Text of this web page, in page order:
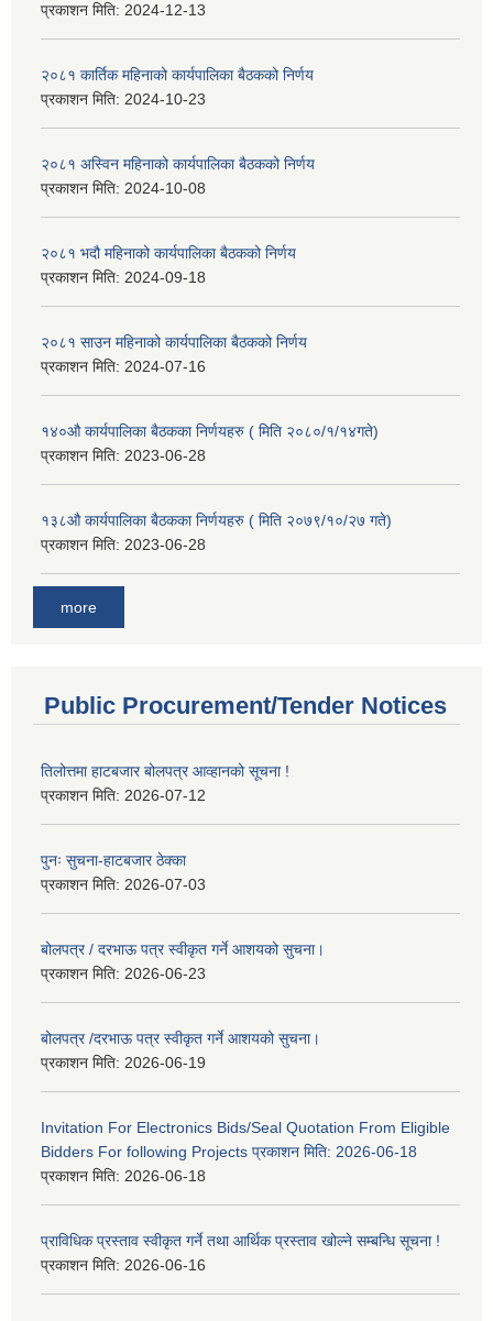
प्रकाशन मिति: 2024-12-13
२०८१ कार्तिक महिनाको कार्यपालिका बैठकको निर्णय
प्रकाशन मिति: 2024-10-23
२०८१ अस्विन महिनाको कार्यपालिका बैठकको निर्णय
प्रकाशन मिति: 2024-10-08
२०८१ भदौ महिनाको कार्यपालिका बैठकको निर्णय
प्रकाशन मिति: 2024-09-18
२०८१ साउन महिनाको कार्यपालिका बैठकको निर्णय
प्रकाशन मिति: 2024-07-16
१४०औ कार्यपालिका बैठकका निर्णयहरु ( मिति २०८०/१/१४गते)
प्रकाशन मिति: 2023-06-28
१३८औ कार्यपालिका बैठकका निर्णयहरु ( मिति २०७९/१०/२७ गते)
प्रकाशन मिति: 2023-06-28
more
Public Procurement/Tender Notices
तिलोत्तमा हाटबजार बोलपत्र आव्हानको सूचना !
प्रकाशन मिति: 2026-07-12
पुनः सुचना-हाटबजार ठेक्का
प्रकाशन मिति: 2026-07-03
बोलपत्र / दरभाऊ पत्र स्वीकृत गर्ने आशयको सुचना।
प्रकाशन मिति: 2026-06-23
बोलपत्र /दरभाऊ पत्र स्वीकृत गर्ने आशयको सुचना।
प्रकाशन मिति: 2026-06-19
Invitation For Electronics Bids/Seal Quotation From Eligible
Bidders For following Projects प्रकाशन मिति: 2026-06-18
प्रकाशन मिति: 2026-06-18
प्राविधिक प्रस्ताव स्वीकृत गर्ने तथा आर्थिक प्रस्ताव खोल्ने सम्बन्धि सूचना !
प्रकाशन मिति: 2026-06-16